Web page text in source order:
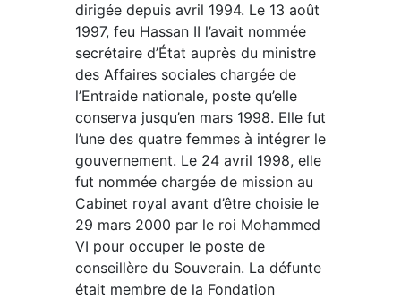
dirigée depuis avril 1994. Le 13 août
1997, feu Hassan II l’avait nommée
secrétaire d’État auprès du ministre
des Affaires sociales chargée de
l’Entraide nationale, poste qu’elle
conserva jusqu’en mars 1998. Elle fut
l’une des quatre femmes à intégrer le
gouvernement. Le 24 avril 1998, elle
fut nommée chargée de mission au
Cabinet royal avant d’être choisie le
29 mars 2000 par le roi Mohammed
VI pour occuper le poste de
conseillère du Souverain. La défunte
était membre de la Fondation